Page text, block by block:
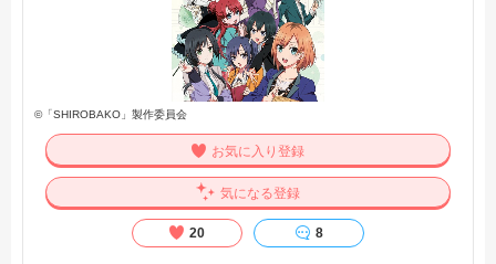
©「SHIROBAKO」製作委員会
お気に入り登録
気になる登録
20 8